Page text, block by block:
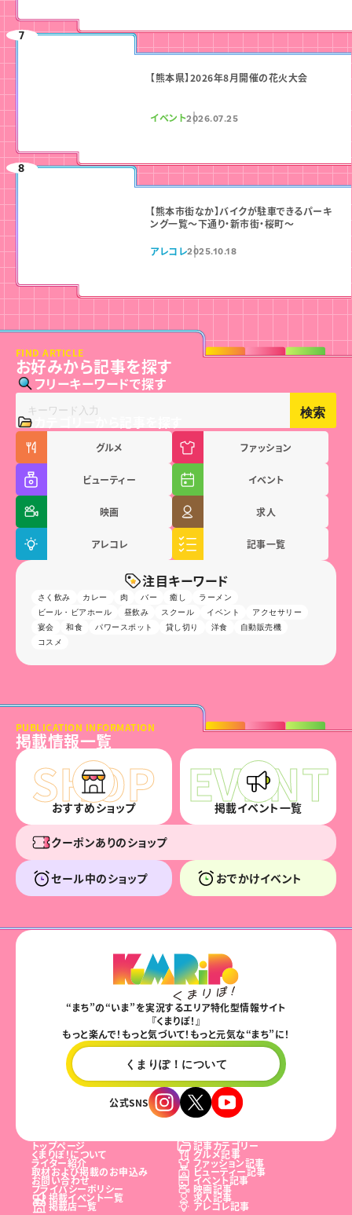
【熊本県】2026年8月開催の花火大会
イベント2026.07.25
【熊本市街なか】バイクが駐車できるパーキ
ング一覧〜下通り・新市街・桜町〜
アレコレ2025.10.18
FIND ARTICLE
お好みから記事を探す
フリーキーワードで探す
検索
グルメ ファッション
ビューティー イベント
映画 求人
アレコレ 記事一覧
注目キーワード
さく飲み カレー 肉 バー 癒し
ラーメン
ビール・ビアホール
昼飲み スクール イベント
アクセサリー
宴会
和食 パワースポット 貸し切り 洋食
自動販売機
コスメ
PUBLICATION INFORMATION
掲載情報一覧
おすすめショップ 掲載イベント一覧
クーポンありのショップ
セール中のショップ おでかけイベント
“まち”の“いま”を実況するエリア特化型情報サイト
『くまりぽ！』
もっと楽んで！もっと気づいて！もっと元気な“まち”に！
くまりぽ！について
公式SNS
トップページ 記事カテゴリー
くまりぽ！について グルメ記事
ライター紹介 ファッション記事
取材および掲載のお申込み ビューティー記事
お問い合わせ イベント記事
プライバシーポリシー 映画記事
掲載イベント一覧 求人記事
掲載店一覧 アレコレ記事